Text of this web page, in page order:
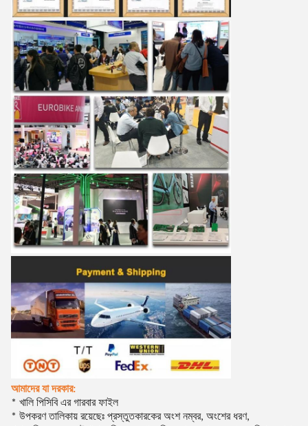
আমাদের যা দরকার:
* খালি পিসিবি এর গারবার ফাইল
* উপকরণ তালিকায় রয়েছেঃ প্রস্তুতকারকের অংশ নম্বর, অংশের ধরণ,